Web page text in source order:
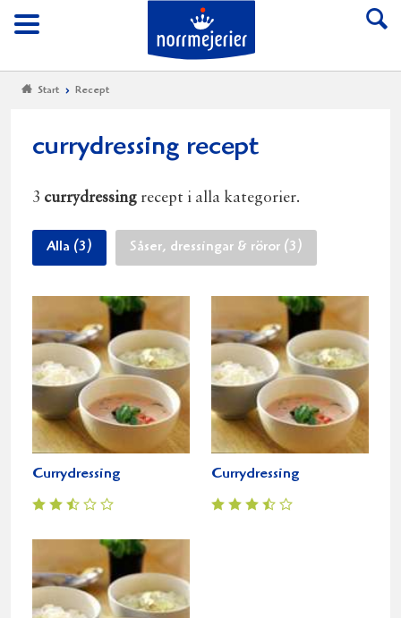
Meny
Till Norrmejerier
Start Recept
currydressing recept
3 currydressing recept i alla kategorier.
Alla (3) Såser, dressingar & röror (3)
Currydressing Currydressing